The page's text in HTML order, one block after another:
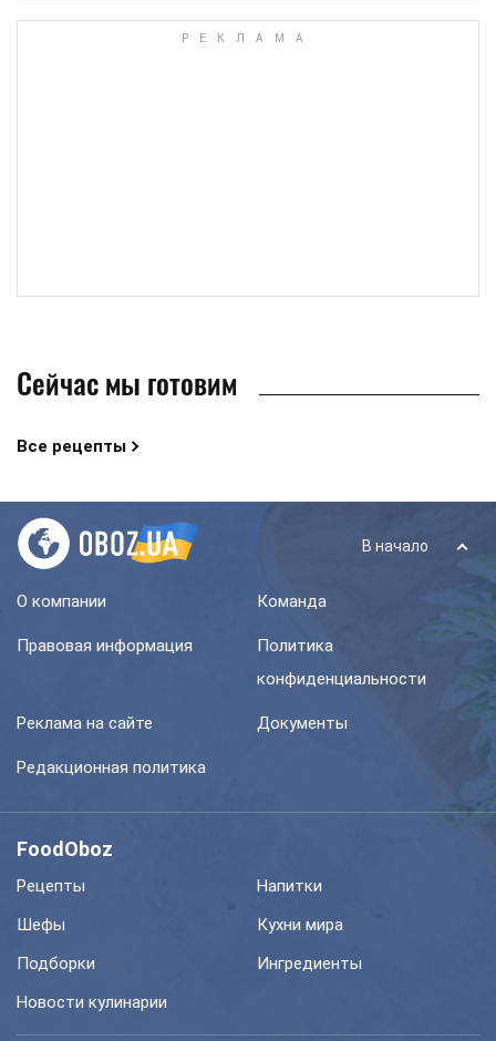
Сейчас мы готовим
Все рецепты
В начало
О компании Команда
Правовая информация
Политика
конфиденциальности
Реклама на сайте Документы
Редакционная политика
FoodOboz
Рецепты
Напитки
Шефы
Кухни мира
Подборки
Ингредиенты
Новости кулинарии